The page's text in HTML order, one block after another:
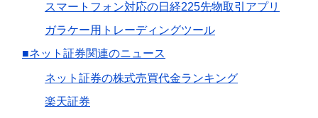
スマートフォン対応の日経225先物取引アプリ
ガラケー用トレーディングツール
■ネット証券関連のニュース
ネット証券の株式売買代金ランキング
楽天証券